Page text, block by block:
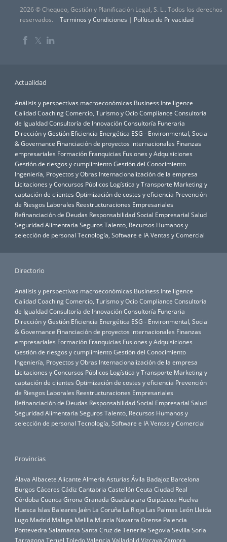
2026 © Chequeo, Gestión y Planificación Legal, S. L.. Todos los derechos
reservados.
Terminos y Condiciones | Política de Privacidad
𝕏
Actualidad
Análisis y perspectivas macroeconómicas Business Intelligence
CalidadCoachingComercio, Turismo y OcioCompliance Consultoría
de IgualdadConsultoría de InnovaciónConsultoría Funeraria
Dirección y Gestión Eficiencia Energética ESG - Environmental, Social
& Governance Financiación de proyectos internacionales Finanzas
empresariales Formación Franquicias Fusiones y Adquisiciones
Gestión de riesgos y cumplimientoGestión del Conocimiento
Ingeniería, Proyectos y Obras Internacionalización de la empresa
Licitaciones y Concursos Públicos Logística y Transporte Marketing y
captación de clientes Optimización de costes y eficiencia Prevención
de Riesgos Laborales Reestructuraciones Empresariales
Refinanciación de Deudas Responsabilidad Social Empresarial Salud
Seguridad Alimentaria Seguros Talento, Recursos Humanos y
selección de personal Tecnología, Software e IA Ventas y Comercial
Directorio
Análisis y perspectivas macroeconómicas Business Intelligence
CalidadCoachingComercio, Turismo y OcioCompliance Consultoría
de IgualdadConsultoría de InnovaciónConsultoría Funeraria
Dirección y Gestión Eficiencia Energética ESG - Environmental, Social
& Governance Financiación de proyectos internacionales Finanzas
empresariales Formación Franquicias Fusiones y Adquisiciones
Gestión de riesgos y cumplimientoGestión del Conocimiento
Ingeniería, Proyectos y Obras Internacionalización de la empresa
Licitaciones y Concursos Públicos Logística y Transporte Marketing y
captación de clientes Optimización de costes y eficiencia Prevención
de Riesgos Laborales Reestructuraciones Empresariales
Refinanciación de Deudas Responsabilidad Social Empresarial Salud
Seguridad Alimentaria Seguros Talento, Recursos Humanos y
selección de personal Tecnología, Software e IA Ventas y Comercial
Provincias
Álava Albacete Alicante Almería Asturias Ávila Badajoz Barcelona
Burgos Cáceres Cádiz Cantabria CastellónCeuta Ciudad Real
Córdoba Cuenca Girona Granada Guadalajara Guipúzcoa Huelva
Huesca Islas Baleares Jaén La Coruña La Rioja Las Palmas León Lleida
Lugo Madrid Málaga Melilla Murcia Navarra Orense Palencia
Pontevedra Salamanca Santa Cruz de Tenerife Segovia Sevilla Soria
Tarragona Teruel ToledoValencia ValladolidVizcaya Zamora